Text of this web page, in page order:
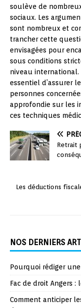
soulève de
sociaux. Les
sont nombreux et
trancher cette
envisagées pour
sous conditions
niveau international.
essentiel d’assurer
personnes
approfondie sur les
ces techniques
Retrait
Les déductions
NOS DERNIERS
Pourquoi rédiger
Fac de droit Angers
Comment anticiper